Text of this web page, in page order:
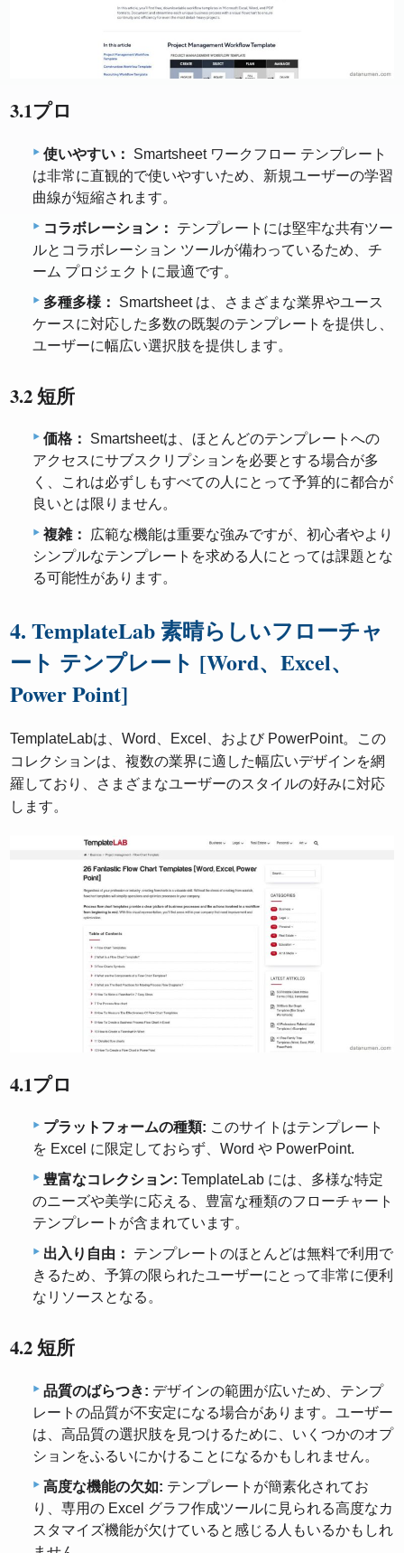
3.1プロ
使いやすい：
Smartsheet ワークフロー テンプレート
は非常に直観的で使いやすいため、新規ユーザーの学習
曲線が短縮されます。
コラボレーション：
テンプレートには堅牢な共有ツー
ルとコラボレーション ツールが備わっているため、チ
ーム プロジェクトに最適です。
多種多様：
Smartsheet は、さまざまな業界やユース
ケースに対応した多数の既製のテンプレートを提供し、
ユーザーに幅広い選択肢を提供します。
3.2 短所
価格：
Smartsheetは、ほとんどのテンプレートへの
アクセスにサブスクリプションを必要とする場合が多
く、これは必ずしもすべての人にとって予算的に都合が
良いとは限りません。
複雑：
広範な機能は重要な強みですが、初心者やより
シンプルなテンプレートを求める人にとっては課題とな
る可能性があります。
4. TemplateLab 素晴らしいフローチャ
ート テンプレート [Word、Excel、
Power Point]
TemplateLabは、Word、Excel、および PowerPoint。この
コレクションは、複数の業界に適した幅広いデザインを網
羅しており、さまざまなユーザーのスタイルの好みに対応
します。
4.1プロ
プラットフォームの種類: このサイトはテンプレート
を Excel に限定しておらず、Word や PowerPoint.
豊富なコレクション: TemplateLab には、多様な特定
のニーズや美学に応える、豊富な種類のフローチャート
テンプレートが含まれています。
出入り自由：
テンプレートのほとんどは無料で利用で
きるため、予算の限られたユーザーにとって非常に便利
なリソースとなる。
4.2 短所
品質のばらつき: デザインの範囲が広いため、テンプ
レートの品質が不安定になる場合があります。ユーザー
は、高品質の選択肢を見つけるために、いくつかのオプ
ションをふるいにかけることになるかもしれません。
高度な機能の欠如: テンプレートが簡素化されてお
り、専用の Excel グラフ作成ツールに見られる高度なカ
スタマイズ機能が欠けていると感じる人もいるかもしれ